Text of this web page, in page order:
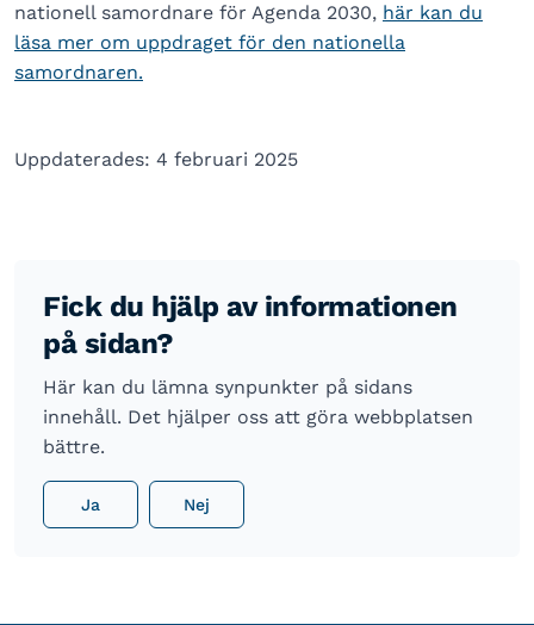
nationell samordnare för Agenda 2030, här kan du
läsa mer om uppdraget för den nationella
samordnaren.
Uppdaterades: 4 februari 2025
Fick du hjälp av informationen
på sidan?
Här kan du lämna synpunkter på sidans
innehåll. Det hjälper oss att göra webbplatsen
bättre.
Ja Nej